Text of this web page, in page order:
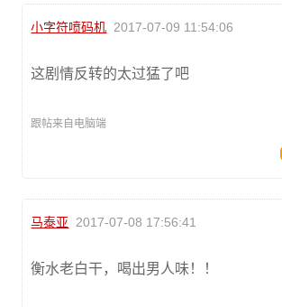
小字符喷码机 2017-07-09 11:54:06
这剧情反转的太过猛了吧
跟帖来自电脑端
马泰亚 2017-07-08 17:56:41
衡水老白干，喝出男人味！！